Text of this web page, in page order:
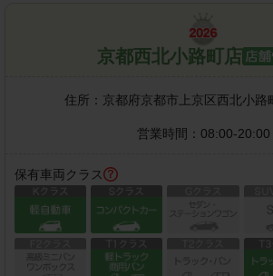
京都西北小路町店
住所： 京都府京都市上京区西北小路
営業時間： 08:00-20:00
保有車両クラス